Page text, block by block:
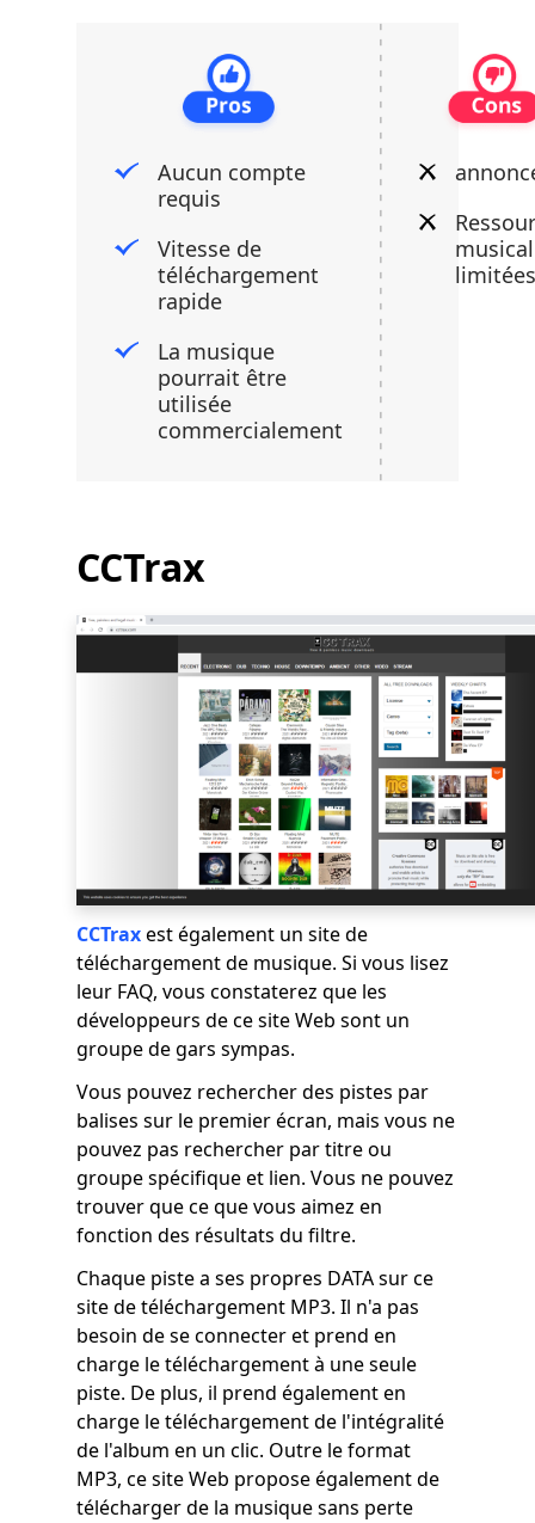
Aucun compte
requis
Vitesse de
téléchargement
rapide
La musique
pourrait être
utilisée
commercialement
limitées
CCTrax
CCTraxest également un site de
téléchargement de musique. Si vous lisez
leur FAQ, vous constaterez que les
développeurs de ce site Web sont un
groupe de gars sympas.
Vous pouvez rechercher des pistes par
balises sur le premier écran, mais vous ne
pouvez pas rechercher par titre ou
groupe spécifique et lien. Vous ne pouvez
trouver que ce que vous aimez en
fonction des résultats du filtre.
Chaque piste a ses propres DATA sur ce
site de téléchargement MP3. Il n'a pas
besoin de se connecter et prend en
charge le téléchargement à une seule
piste. De plus, il prend également en
charge le téléchargement de l'intégralité
de l'album en un clic. Outre le format
MP3, ce site Web propose également de
télécharger de la musique sans perte